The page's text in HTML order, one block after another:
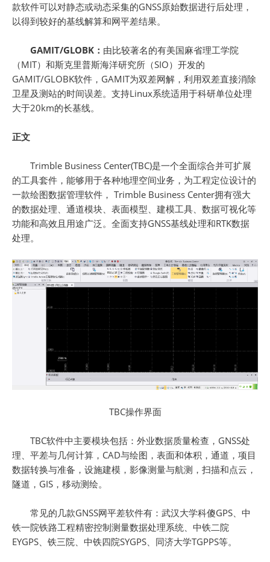
款软件可以对静态或动态采集的GNSS原始数据进行后处理，
以得到较好的基线解算和网平差结果。
GAMIT/GLOBK： 由比较著名的有美国麻省理工学院
（MIT）和斯克里普斯海洋研究所（SIO）开发的
GAMIT/GLOBK软件，GAMIT为双差网解，利用双差直接消除
卫星及测站的时间误差。支持Linux系统适用于科研单位处理
大于20km的长基线。
正文
Trimble Business Center(TBC)是一个全面综合并可扩展
的工具套件，能够用于各种地理空间业务，为工程定位设计的
一款绘图数据管理软件， Trimble Business Center拥有强大
的数据处理、通道模块、表面模型、建模工具、数据可视化等
功能和高效且用途广泛。全面支持GNSS基线处理和RTK数据
处理。
TBC操作界面
TBC软件中主要模块包括：外业数据质量检查，GNSS处
理、平差与几何计算，CAD与绘图，表面和体积，通道，项目
数据转换与准备，设施建模，影像测量与航测，扫描和点云，
隧道，GIS，移动测绘。
常见的几款GNSS网平差软件有：武汉大学科傻GPS、中
铁一院铁路工程精密控制测量数据处理系统、中铁二院
EYGPS、铁三院、中铁四院SYGPS、同济大学TGPPS等。